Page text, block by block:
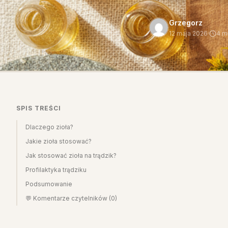
Grzegorz
12 maja 2026· 4
SPIS TREŚCI
Dlaczego zioła?
Jakie zioła stosować?
Jak stosować zioła na trądzik?
Profilaktyka trądziku
Podsumowanie
💬 Komentarze czytelników (0)